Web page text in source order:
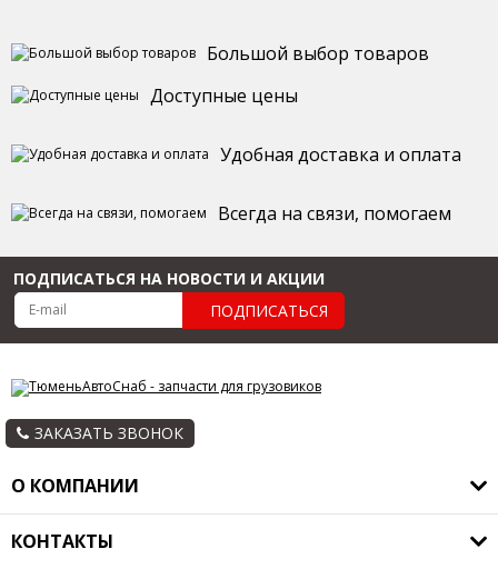
Большой выбор товаров
Доступные цены
Удобная доставка и оплата
Всегда на связи, помогаем
ПОДПИСАТЬСЯ НА НОВОСТИ И АКЦИИ
ПОДПИСАТЬСЯ
ЗАКАЗАТЬ ЗВОНОК
О КОМПАНИИ
Оплата и доставка
КОНТАКТЫ